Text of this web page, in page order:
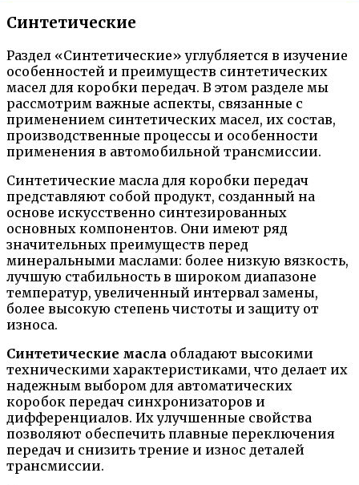
Синтетические
Раздел «Синтетические» углубляется в изучение
особенностей и преимуществ синтетических
масел для коробки передач. В этом разделе мы
рассмотрим важные аспекты, связанные с
применением синтетических масел, их состав,
производственные процессы и особенности
применения в автомобильной трансмиссии.
Синтетические масла для коробки передач
представляют собой продукт, созданный на
основе искусственно синтезированных
основных компонентов. Они имеют ряд
значительных преимуществ перед
минеральными маслами: более низкую вязкость,
лучшую стабильность в широком диапазоне
температур, увеличенный интервал замены,
более высокую степень чистоты и защиту от
износа.
Синтетические масла обладают высокими
техническими характеристиками, что делает их
надежным выбором для автоматических
коробок передач синхронизаторов и
дифференциалов. Их улучшенные свойства
позволяют обеспечить плавные переключения
передач и снизить трение и износ деталей
трансмиссии.